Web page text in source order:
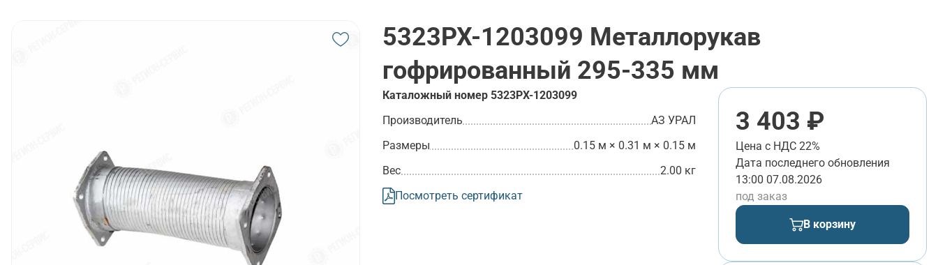
5323РХ-1203099 Металлорукав
гофрированный 295-335 мм
Каталожный номер 5323РХ-1203099
Производитель
АЗ УРАЛ
Размеры
0.15 м × 0.31 м × 0.15 м
Вес
2.00 кг
Посмотреть сертификат
3 403 ₽
Цена с НДС 22%
Дата последнего обновления
13:00 07.08.2026
под заказ
В корзину